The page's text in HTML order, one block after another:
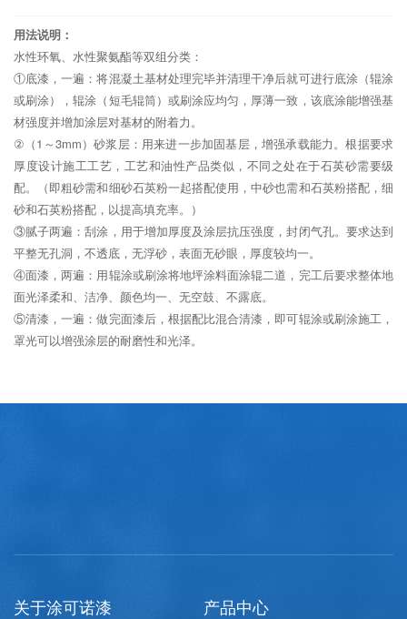
用法说明：
水性环氧、水性聚氨酯等双组分类：
①底漆，一遍：将混凝土基材处理完毕并清理干净后就可进行底涂（辊涂
或刷涂），辊涂（短毛辊筒）或刷涂应均匀，厚薄一致，该底涂能增强基
材强度并增加涂层对基材的附着力。
②（1～3mm）砂浆层：用来进一步加固基层，增强承载能力。根据要求
厚度设计施工工艺，工艺和油性产品类似，不同之处在于石英砂需要级
配。（即粗砂需和细砂石英粉一起搭配使用，中砂也需和石英粉搭配，细
砂和石英粉搭配，以提高填充率。）
③腻子两遍：刮涂，用于增加厚度及涂层抗压强度，封闭气孔。要求达到
平整无孔洞，不透底，无浮砂，表面无砂眼，厚度较均一。
④面漆，两遍：用辊涂或刷涂将地坪涂料面涂辊二道，完工后要求整体地
面光泽柔和、洁净、颜色均一、无空鼓、不露底。
⑤清漆，一遍：做完面漆后，根据配比混合清漆，即可辊涂或刷涂施工，
罩光可以增强涂层的耐磨性和光泽。
关于涂可诺漆
产品中心